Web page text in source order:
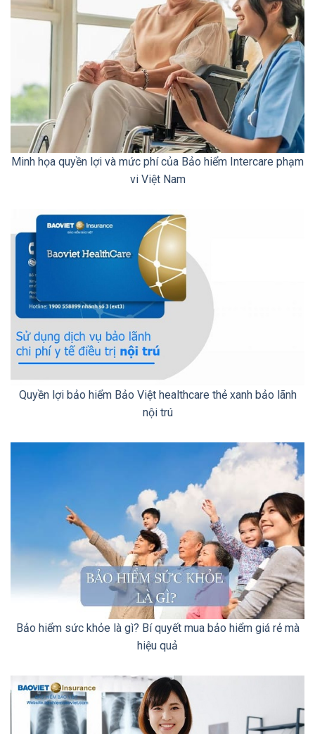
Minh họa quyền lợi và mức phí của Bảo hiểm Intercare phạm
vi Việt Nam
Quyền lợi bảo hiểm Bảo Việt healthcare thẻ xanh bảo lãnh
nội trú
Bảo hiểm sức khỏe là gì? Bí quyết mua bảo hiểm giá rẻ mà
hiệu quả